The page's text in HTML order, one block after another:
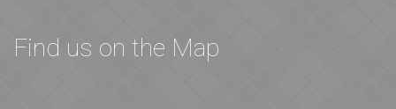
Find us on the Map